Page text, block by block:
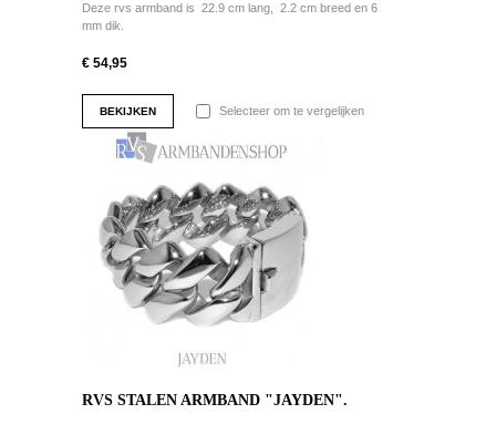
Deze rvs armband is 22.9 cm lang, 2.2 cm breed en 6
mm dik.
€ 54,95
BEKIJKEN Selecteer om te vergelijken
RVS STALEN ARMBAND "JAYDEN".